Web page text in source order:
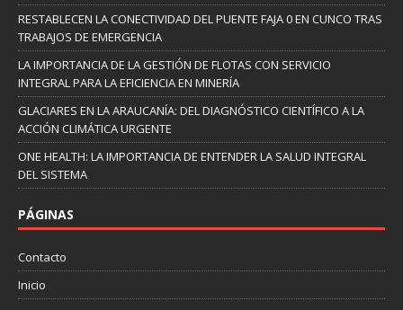
RESTABLECEN LA CONECTIVIDAD DEL PUENTE FAJA 0 EN CUNCO TRAS
TRABAJOS DE EMERGENCIA
LA IMPORTANCIA DE LA GESTIÓN DE FLOTAS CON SERVICIO
INTEGRAL PARA LA EFICIENCIA EN MINERÍA
GLACIARES EN LA ARAUCANÍA: DEL DIAGNÓSTICO CIENTÍFICO A LA
ACCIÓN CLIMÁTICA URGENTE
ONE HEALTH: LA IMPORTANCIA DE ENTENDER LA SALUD INTEGRAL
DEL SISTEMA
PÁGINAS
Contacto
Inicio